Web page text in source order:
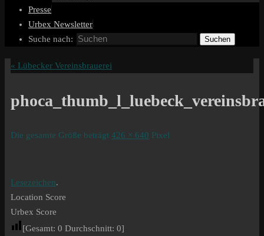
Presse
Urbex Newsletter
Suche nach:
Suchen
« Lübecker Vereinsbrauerei
Die gesamte Größe beträgt 426 × 640 Pixel
Lesezeichen.
Location Score
Urbex Score
[Gesamt: 0 Durchschnitt: 0]